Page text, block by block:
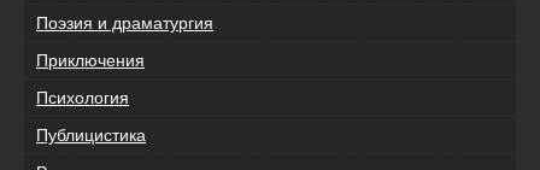
Поэзия и драматургия
Приключения
Психология
Публицистика